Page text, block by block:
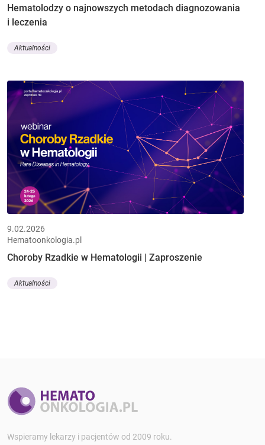
Hematolodzy o najnowszych metodach diagnozowania
i leczenia
Aktualności
9.02.2026
Hematoonkologia.pl
Choroby Rzadkie w Hematologii | Zaproszenie
Aktualności
Wspieramy lekarzy i pacjentów od 2009 roku.